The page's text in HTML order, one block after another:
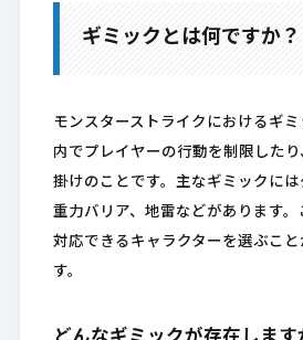
ギミックとは何ですか？
モンスターストライクにおけるギ
内でプレイヤーの行動を制限した
掛けのことです。主なギミックには
重力バリア、地雷などがあります
対応できるキャラクターを選ぶこ
す。